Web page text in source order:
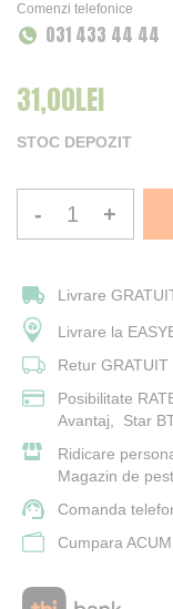
Comenzi telefonice
031 433 44 44
31,00LEI
STOC DEPOZIT
- +
Livrare
Livrare la
Retur
Posibilitate
Avantaj, Star
Ridicare
Magazin de
Comanda
Cumpara